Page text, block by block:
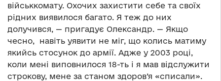
військкомату. Охочих захистити себе та своїх
рідних виявилося багато. Я теж до них
долучився, — пригадує Олександр. — Якщо
чесно, навіть уявити не міг, що колись матиму
якийсь стосунок до армії. Адже у 2003 році,
коли мені виповнилося 18-ть і я мав відслужити
строкову, мене за станом здоров’я «списали».